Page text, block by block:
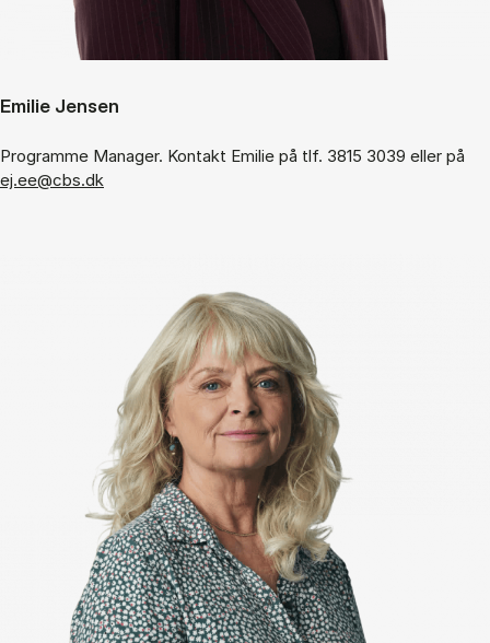
Emilie Jensen
Programme Manager. Kontakt Emilie på tlf. 3815 3039 eller på
ej.ee@cbs.dk